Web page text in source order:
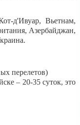
д'Ивуар, Вьетнам,
Азербайджан,
перелетов)
– 20-35 суток, это